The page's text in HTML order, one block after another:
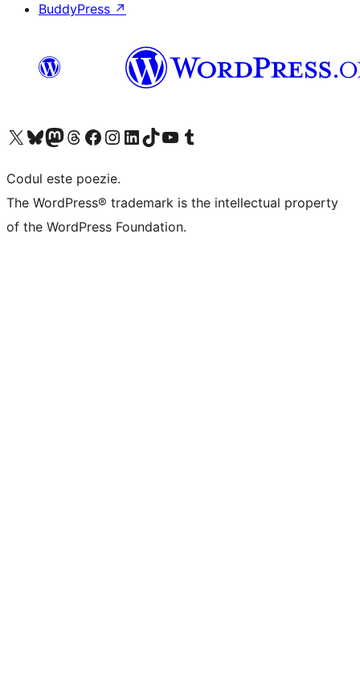
BuddyPress ↗
Mergi la contul nostru X (fost Twitter)
Vizitează contul nostru Bluesky
Vizitează contul nostru Mastodon
Vizitează contul nostru Threads
Vizitează pagina noastră Facebook
Vizitează-ne pe Instagram
Vizitează-ne pe LinkedIn
Vizitează contul nostru TikTok
Vizitează canalul nostru YouTube
Vizitează contul nostru Tumblr
Codul este poezie.
The WordPress® trademark is the intellectual property
of the WordPress Foundation.